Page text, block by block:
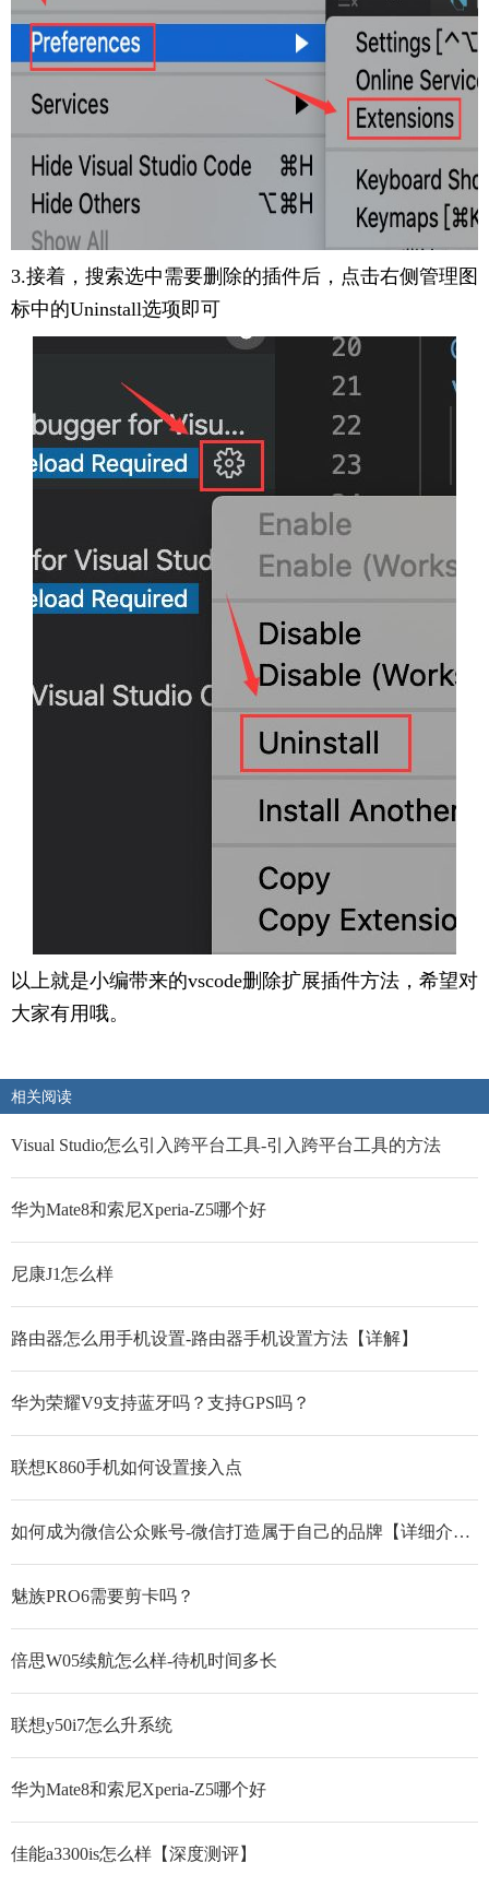
3.接着，搜索选中需要删除的插件后，点击右侧管理图
标中的Uninstall选项即可
以上就是小编带来的vscode删除扩展插件方法，希望对
大家有用哦。
相关阅读
Visual Studio怎么引入跨平台工具-引入跨平台工具的方法
华为Mate8和索尼Xperia-Z5哪个好
尼康J1怎么样
路由器怎么用手机设置-路由器手机设置方法【详解】
华为荣耀V9支持蓝牙吗？支持GPS吗？
联想K860手机如何设置接入点
如何成为微信公众账号-微信打造属于自己的品牌【详细介绍】
魅族PRO6需要剪卡吗？
倍思W05续航怎么样-待机时间多长
联想y50i7怎么升系统
华为Mate8和索尼Xperia-Z5哪个好
佳能a3300is怎么样【深度测评】